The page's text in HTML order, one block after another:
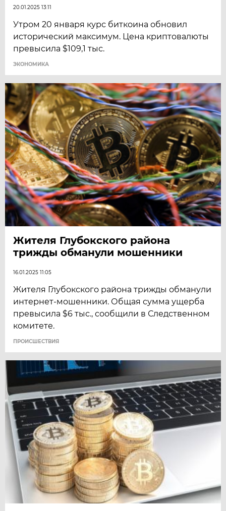
20.01.2025 13:11
Утром 20 января курс биткоина обновил
исторический максимум. Цена криптовалюты
превысила $109,1 тыс.
ЭКОНОМИКА
Жителя Глубокского района
трижды обманули мошенники
16.01.2025 11:05
Жителя Глубокского района трижды обманули
интернет-мошенники. Общая сумма ущерба
превысила $6 тыс., сообщили в Следственном
комитете.
ПРОИСШЕСТВИЯ